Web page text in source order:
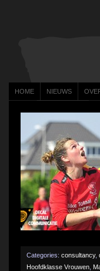
HOME NIEUWS
Categories: consultancy,
Hoofdklasse Vrouwen